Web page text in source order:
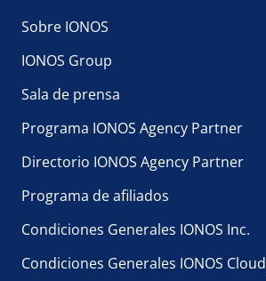
Sobre IONOS
IONOS Group
Sala de prensa
Programa IONOS Agency Partner
Directorio IONOS Agency Partner
Programa de afiliados
Condiciones Generales IONOS Inc.
Condiciones Generales IONOS